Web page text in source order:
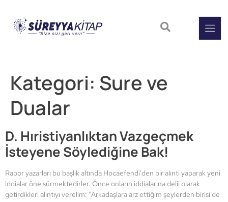
Kategori: Sure ve
Dualar
D. Hıristiyanlıktan Vazgeçmek
İsteyene Söylediğine Bak!
Rapor yazarları bu başlık altında Hocaefendi’den bir alıntı yaparak yeni
iddialar öne sürmektedirler. Önce onların iddialarına delil olarak
getirdikleri alıntıyı verelim: “Arkadaşlara arz ettiğim şeylerden birisi de